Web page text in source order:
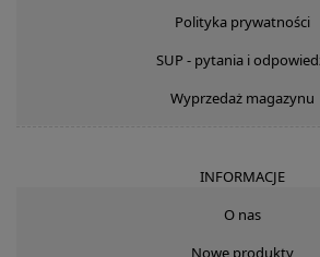
Polityka prywatności
SUP - pytania i
Wyprzedaż magazynu
INFORMACJE
O nas
Nowe produkty